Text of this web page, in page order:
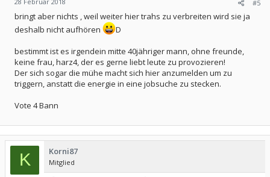
#5
bringt aber nichts , weil weiter hier trahs zu verbreiten wird sie ja
deshalb nicht aufhören
D
bestimmt ist es irgendein mitte 40jähriger mann, ohne freunde,
keine frau, harz4, der es gerne liebt leute zu provozieren!
Der sich sogar die mühe macht sich hier anzumelden um zu
triggern, anstatt die energie in eine jobsuche zu stecken.
Vote 4 Bann
K Korni87
Mitglied